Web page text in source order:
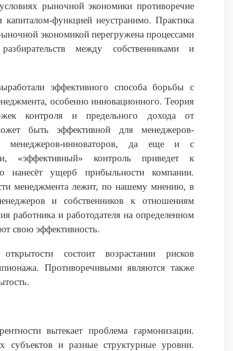
рыночной экономики противоречие
функцией неустранимо. Практика
экономикой перегружена процессами
между собственниками и
эффективного способа борьбы с
особенно инновационного. Теория
контроля и предельного дохода от
быть эффективной для менеджеров-
менеджеров-инноваторов, да еще и с
«эффективный» контроль приведет к
нанесёт ущерб прибыльности компании.
менеджмента лежит, по нашему мнению, в
и собственников к отношениям
работника и работодателя на определенном
свою эффективность.
состоит возрастании рисков
Противоречивыми являются также
вытекает проблема гармонизации.
субъектов и разные структурные уровни.